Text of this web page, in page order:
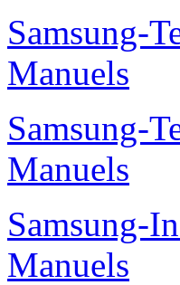
Samsung-
Manuels
Samsung-
Manuels
Samsung-
Manuels